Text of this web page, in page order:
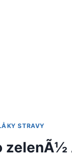
STRAVY
zelenÃ½